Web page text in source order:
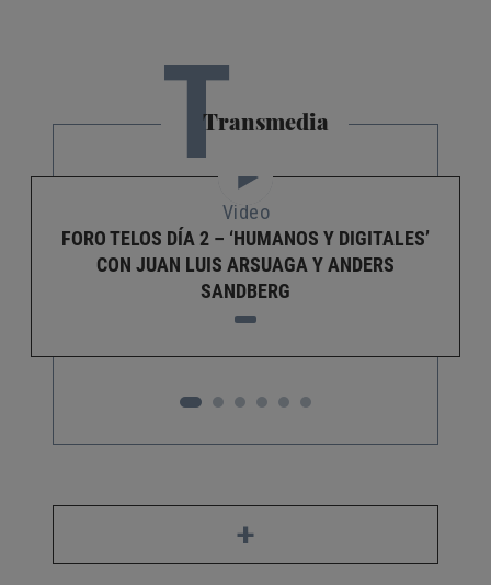
TTransmedia
Video
FORO TELOS DÍA 2 – ‘HUMANOS Y DIGITALES’
CON JUAN LUIS ARSUAGA Y ANDERS
SANDBERG
+